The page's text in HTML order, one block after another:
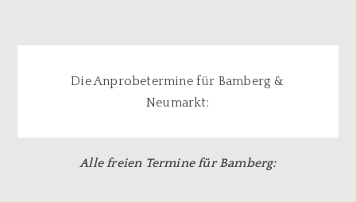
Die Anprobetermine für Bamberg &
Neumarkt:
Alle freien Termine für Bamberg: